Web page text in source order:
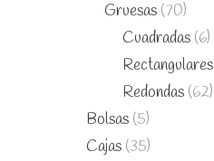
Gruesas (70)
Cuadradas (6)
Rectangulares
Redondas (62)
Bolsas (5)
Cajas (35)